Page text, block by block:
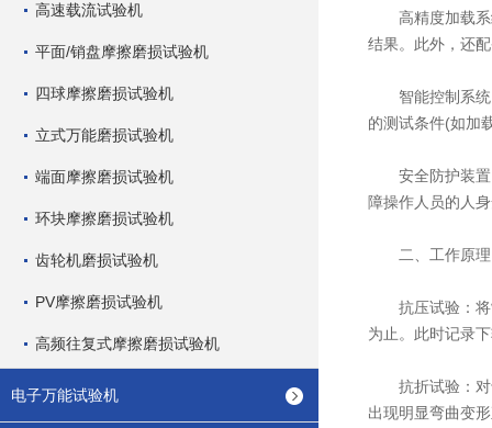
高速载流试验机
平面/销盘摩擦磨损试验机
四球摩擦磨损试验机
立式万能磨损试验机
端面摩擦磨损试验机
环块摩擦磨损试验机
齿轮机磨损试验机
PV摩擦磨损试验机
高频往复式摩擦磨损试验机
电子万能试验机
高精度加载系
结果。此外，还
智能控制系统
的测试条件(如加
安全防护装置
障操作人员的人
二、工作原理
抗压试验：将
为止。此时记录
抗折试验：对
出现明显弯曲变